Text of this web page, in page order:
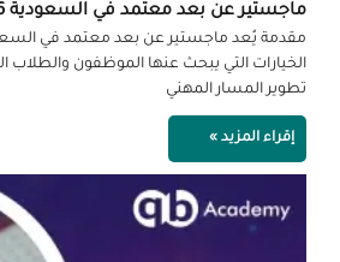
ماجستير عن بعد معتمد في السعودية 2026
الخيارات التي يبحث عنها الموظفون والطلاب
تطوير المسار المهني
إقراء المزيد »